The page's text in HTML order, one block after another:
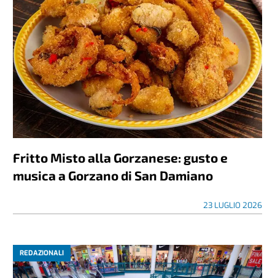
Fritto Misto alla Gorzanese: gusto e
musica a Gorzano di San Damiano
23 LUGLIO 2026
REDAZIONALI